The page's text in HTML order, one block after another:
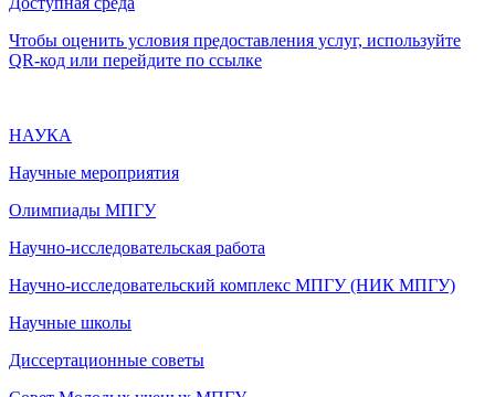
Чтобы оценить условия предоставления услуг, используйте
QR-код или перейдите по ссылке
НАУКА
Научные мероприятия
Олимпиады МПГУ
Научно-исследовательская работа
Научно-исследовательский комплекс МПГУ (НИК МПГУ)
Научные школы
Диссертационные советы